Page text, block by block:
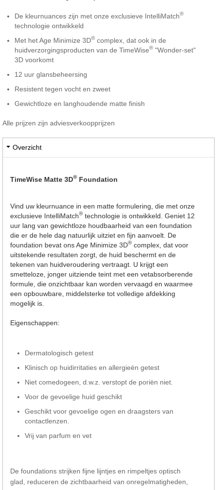
De kleurnuances zijn met onze exclusieve IntelliMatch®
technologie ontwikkeld
Met het Age Minimize 3D® complex, dat ook in de
huidverzorgingsproducten van de TimeWise® "Wonder-set"
3D voorkomt
12 uur glansbeheersing
Resistent tegen vocht en zweet
Gewichtloze en langhoudende matte finish
Alle prijzen zijn adviesverkoopprijzen
Overzicht
TimeWise Matte 3D® Foundation
Vind uw kleurnuance in een matte formulering, die met onze
exclusieve IntelliMatch® technologie is ontwikkeld. Geniet 12
uur lang van gewichtloze houdbaarheid van een foundation
die er de hele dag natuurlijk uitziet en fijn aanvoelt. De
foundation bevat ons Age Minimize 3D® complex, dat voor
uitstekende resultaten zorgt, de huid beschermt en de
tekenen van huidveroudering vertraagt. U krijgt een
smetteloze, jonger uitziende teint met een vetabsorberende
formule, die onzichtbaar kan worden vervaagd en waarmee
een opbouwbare, middelsterke tot volledige afdekking
mogelijk is.
Eigenschappen:
Dermatologisch getest
Klinisch op huidirritaties en allergieën getest
Niet comedogeen, d.w.z. verstopt de poriën niet.
Voor de gevoelige huid geschikt
Geschikt voor gevoelige ogen en draagsters van
contactlenzen.
Vrij van parfum en vet
De foundations strijken fijne lijntjes en rimpeltjes optisch
glad, reduceren de zichtbaarheid van onregelmatigheden,